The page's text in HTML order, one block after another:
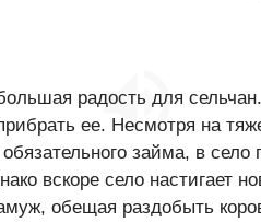
радость для
ее. Несмотря на
займа, в
вскоре село настигает
обещая раздобыть